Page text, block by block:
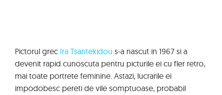
Pictorul grec Ira Tsantekidou s-a nascut in 1967 si a
devenit rapid cunoscuta pentru picturile ei cu fler retro,
mai toate portrete feminine. Astazi, lucrarile ei
impodobesc pereti de vile somptuoase, probabil